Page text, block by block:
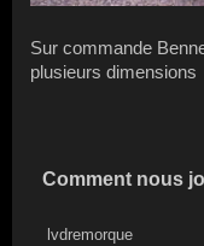
Sur commande
plusieurs dimensions
Comment nous
lvdremorque